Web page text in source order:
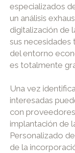
especializados
un análisis
digitalización de
sus necesidades
del entorno
es totalmente
Una vez
interesadas
con
implantación de
Personalizado
de la